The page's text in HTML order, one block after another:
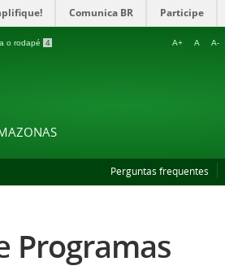
Comunica BR Participe
o rodapé 4 A+ A A-
Perguntas frequentes
Programas